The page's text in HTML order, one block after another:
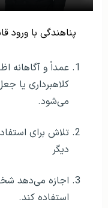
پناهندگی با ورود
عمداً و آگاهانه
کلاهبرداری یا
می‌شود.
تلاش برای
دیگر
اجازه می‌دهد
استفاده کند.